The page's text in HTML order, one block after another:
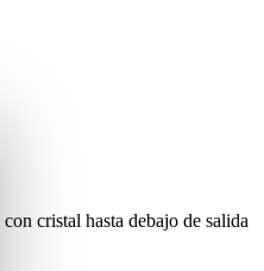
cristal hasta debajo de salida